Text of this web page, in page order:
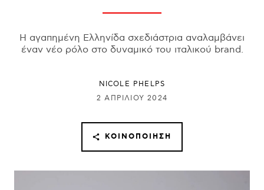
Η αγαπημένη Eλληνίδα σχεδιάστρια αναλαμβάνει
έναν νέο ρόλο στο δυναμικό του ιταλικού brand.
NICOLE PHELPS
2 ΑΠΡΙΛΊΟΥ 2024
ΚΟΙΝΟΠΟΊΗΣΗ